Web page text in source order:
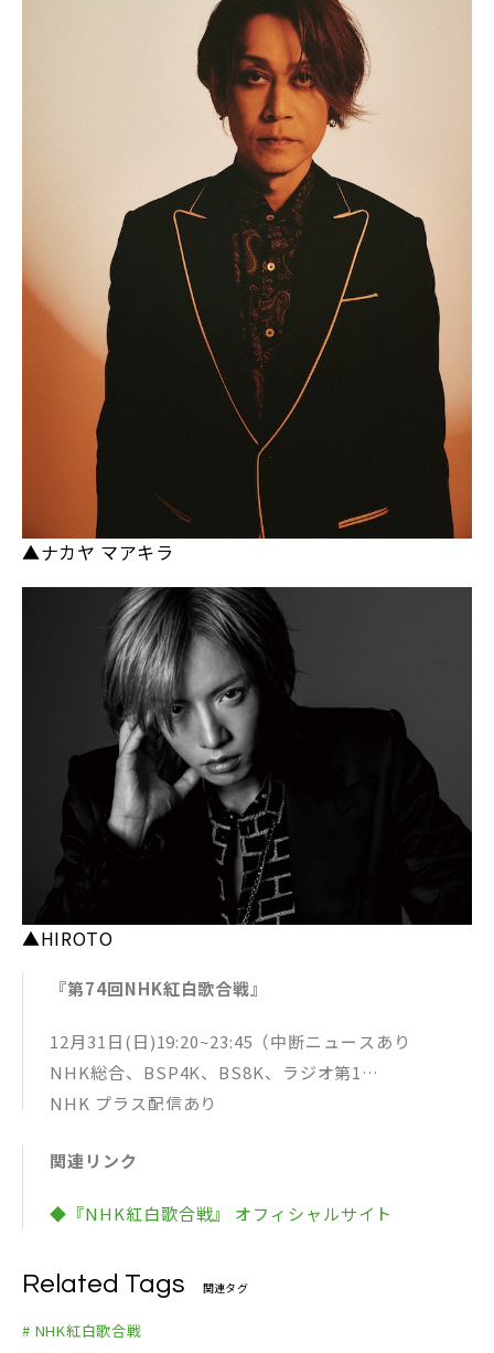
▲ナカヤ マアキラ
▲HIROTO
『第74回NHK紅白歌合戦』
12月31日(日)19:20~23:45（中断ニュースあり
NHK総合、BSP4K、BS8K、ラジオ第1
NHK プラス配信あり
関連リンク
◆『NHK紅白歌合戦』 オフィシャルサイト
Related Tags 関連タグ
# NHK紅白歌合戦